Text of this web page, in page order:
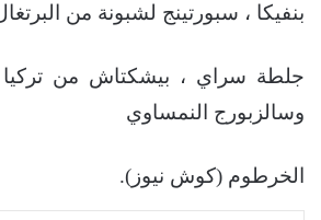
بنفيكا ، سبورتينج لشبونة من
جلطة سراي ، بيشكتاش من
وسالزبورج النمساوي
الخرطوم (كوش نيوز).